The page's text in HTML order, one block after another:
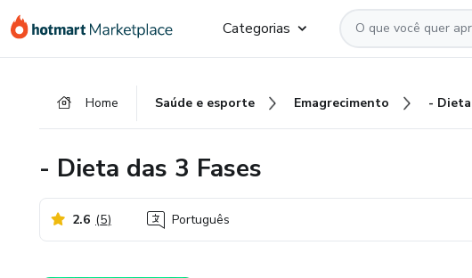
para
para
para
Categorias
Home Saúde e esporte Emagrecimento - Dieta
- Dieta das 3 Fases
2.6 (5) Português